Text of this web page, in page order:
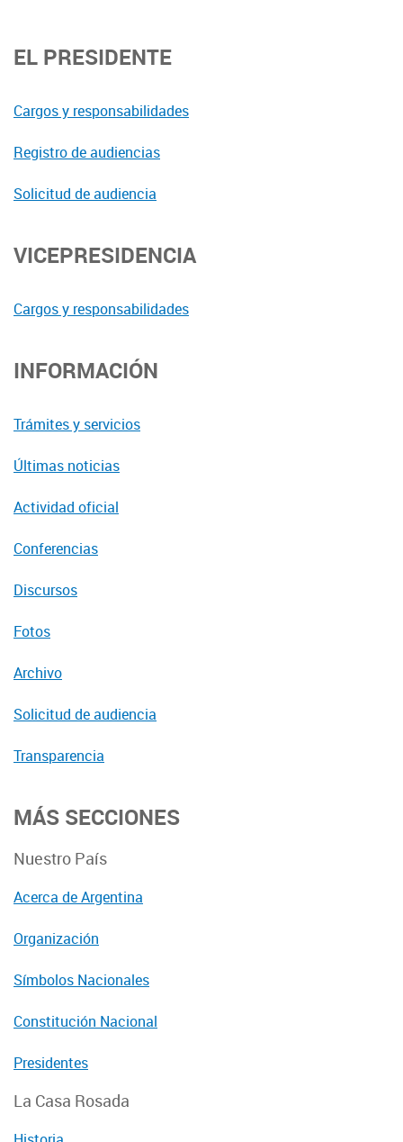
EL PRESIDENTE
Cargos y responsabilidades
Registro de audiencias
Solicitud de audiencia
VICEPRESIDENCIA
Cargos y responsabilidades
INFORMACIÓN
Trámites y servicios
Últimas noticias
Actividad oficial
Conferencias
Discursos
Fotos
Archivo
Solicitud de audiencia
Transparencia
MÁS SECCIONES
Nuestro País
Acerca de Argentina
Organización
Símbolos Nacionales
Constitución Nacional
Presidentes
La Casa Rosada